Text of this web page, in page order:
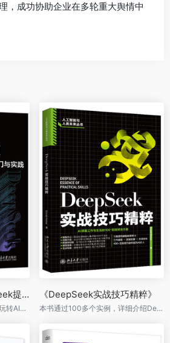
，成功协助企业在多轮重大舆情中
《AI提问之道：DeepSeek提示工程入门与实践》
零基础构建AI底层应用逻辑，玩转AI提问技巧，任何领域的小白也能秒变高手
《DeepSeek实战技巧精粹》
本书通过100多个实例，详细介绍DeepSeek在职场办公方面的应用。